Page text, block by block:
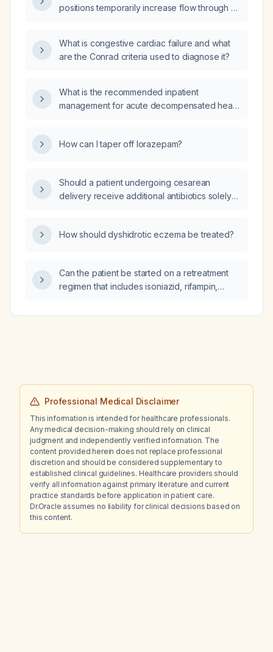
positions temporarily increase flow through a
What is congestive cardiac failure and what
are the Conrad criteria used to diagnose it?
What is the recommended inpatient
management for acute decompensated heart
How can I taper off lorazepam?
Should a patient undergoing cesarean
delivery receive additional antibiotics solely
How should dyshidrotic eczema be treated?
Can the patient be started on a retreatment
regimen that includes isoniazid, rifampin,
together?
Professional Medical Disclaimer
This information is intended for healthcare professionals.
Any medical decision-making should rely on clinical
judgment and independently verified information. The
content provided herein does not replace professional
discretion and should be considered supplementary to
established clinical guidelines. Healthcare providers should
verify all information against primary literature and current
practice standards before application in patient care.
Dr.Oracle assumes no liability for clinical decisions based on
this content.